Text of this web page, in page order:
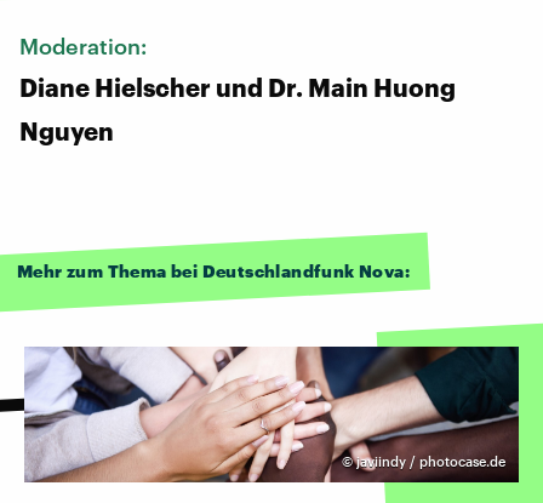
Moderation:
Diane Hielscher und Dr. Main Huong
Nguyen
Mehr zum Thema bei Deutschlandfunk Nova:
©javiindy / photocase.de